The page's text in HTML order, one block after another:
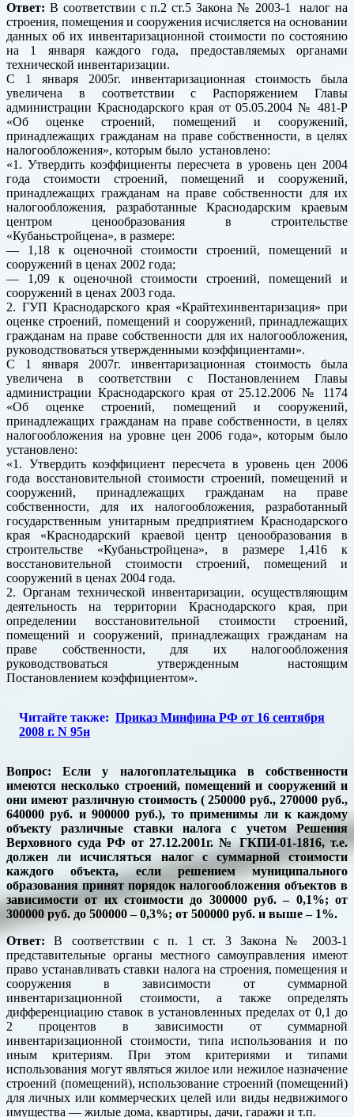
Ответ: В соответствии с п.2 ст.5 Закона № 2003-1 налог на
строения, помещения и сооружения исчисляется на основании
данных об их инвентаризационной стоимости по состоянию
на 1 января каждого года, предоставляемых органами
технической инвентаризации.
С 1 января 2005г. инвентаризационная стоимость была
увеличена в соответствии с Распоряжением Главы
администрации Краснодарского края от 05.05.2004 № 481-Р
«Об оценке строений, помещений и сооружений,
принадлежащих гражданам на праве собственности, в целях
налогообложения», которым было установлено:
«1. Утвердить коэффициенты пересчета в уровень цен 2004
года стоимости строений, помещений и сооружений,
принадлежащих гражданам на праве собственности для их
налогообложения, разработанные Краснодарским краевым
центром ценообразования в строительстве
«Кубаньстройцена», в размере:
— 1,18 к оценочной стоимости строений, помещений и
сооружений в ценах 2002 года;
— 1,09 к оценочной стоимости строений, помещений и
сооружений в ценах 2003 года.
2. ГУП Краснодарского края «Крайтехинвентаризация» при
оценке строений, помещений и сооружений, принадлежащих
гражданам на праве собственности для их налогообложения,
руководствоваться утвержденными коэффициентами».
С 1 января 2007г. инвентаризационная стоимость была
увеличена в соответствии с Постановлением Главы
администрации Краснодарского края от 25.12.2006 № 1174
«Об оценке строений, помещений и сооружений,
принадлежащих гражданам на праве собственности, в целях
налогообложения на уровне цен 2006 года», которым было
установлено:
«1. Утвердить коэффициент пересчета в уровень цен 2006
года восстановительной стоимости строений, помещений и
сооружений, принадлежащих гражданам на праве
собственности, для их налогообложения, разработанный
государственным унитарным предприятием Краснодарского
края «Краснодарский краевой центр ценообразования в
строительстве «Кубаньстройцена», в размере 1,416 к
восстановительной стоимости строений, помещений и
сооружений в ценах 2004 года.
2. Органам технической инвентаризации, осуществляющим
деятельность на территории Краснодарского края, при
определении восстановительной стоимости строений,
помещений и сооружений, принадлежащих гражданам на
праве собственности, для их налогообложения
руководствоваться утвержденным настоящим
Постановлением коэффициентом».
Читайте также: Приказ Минфина РФ от 16 сентября
2008 г. N 95н
Вопрос: Если у налогоплательщика в собственности
имеются несколько строений, помещений и сооружений и
они имеют различную стоимость ( 250000 руб., 270000 руб.,
640000 руб. и 900000 руб.), то применимы ли к каждому
объекту различные ставки налога с учетом Решения
Верховного суда РФ от 27.12.2001г. № ГКПИ-01-1816, т.е.
должен ли исчисляться налог с суммарной стоимости
каждого объекта, если решением муниципального
образования принят порядок налогообложения объектов в
зависимости от их стоимости до 300000 руб. – 0,1%; от
300000 руб. до 500000 – 0,3%; от 500000 руб. и выше – 1%.
Ответ: В соответствии с п. 1 ст. 3 Закона № 2003-1
представительные органы местного самоуправления имеют
право устанавливать ставки налога на строения, помещения и
сооружения в зависимости от суммарной
инвентаризационной стоимости, а также определять
дифференциацию ставок в установленных пределах от 0,1 до
2 процентов в зависимости от суммарной
инвентаризационной стоимости, типа использования и по
иным критериям. При этом критериями и типами
использования могут являться жилое или нежилое назначение
строений (помещений), использование строений (помещений)
для личных или коммерческих целей или виды недвижимого
имущества — жилые дома, квартиры, дачи, гаражи и т.п.